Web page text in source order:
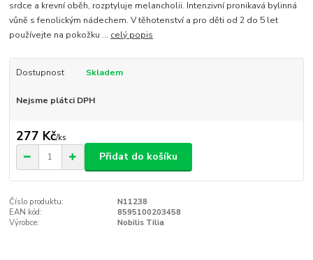
srdce a krevní oběh, rozptyluje melancholii. Intenzivní pronikavá bylinná
vůně s fenolickým nádechem. V těhotenství a pro děti od 2 do 5 let
používejte na pokožku ... celý popis
Dostupnost Skladem
Nejsme plátci DPH
277 Kč/ks
Přidat do košíku
Číslo produktu:
N11238
EAN kód:
8595100203458
Výrobce:
Nobilis Tilia